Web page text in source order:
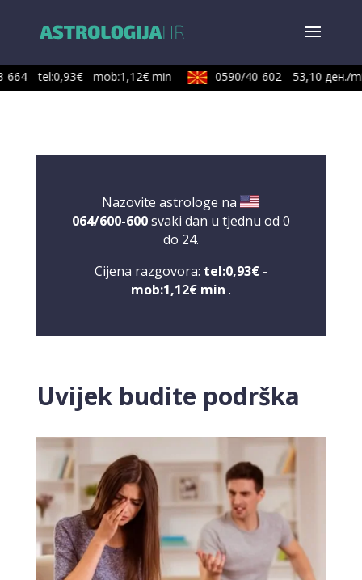
tel:0,93€ - mob:1,12€ min 0590/40-602 53,10 ден./
Nazovite astrologe na
064/600-600svaki dan u tjednu od 0
do 24.
Cijena razgovora: tel:0,93€ -
mob:1,12€ min .
Uvijek budite podrška